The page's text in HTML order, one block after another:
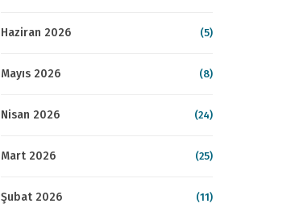
Haziran 2026 (5)
Mayıs 2026 (8)
Nisan 2026 (24)
Mart 2026 (25)
Şubat 2026 (11)